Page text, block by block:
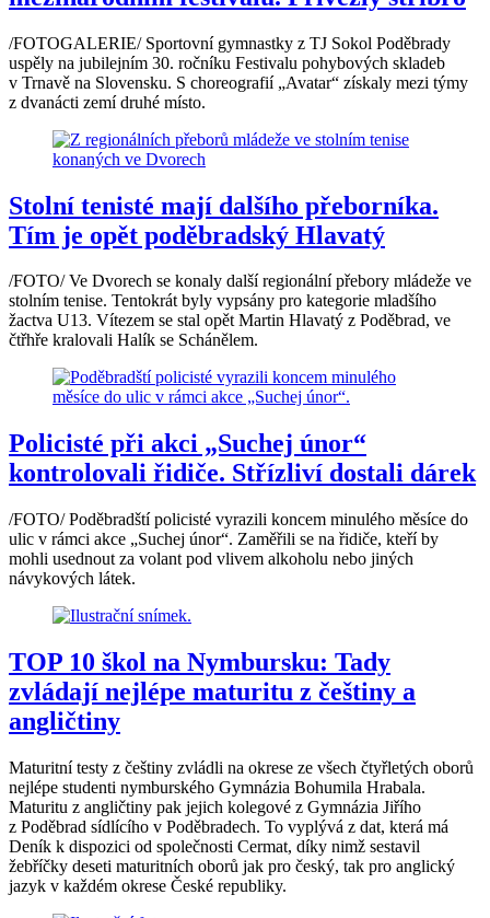
/FOTOGALERIE/ Sportovní gymnastky z TJ Sokol Poděbrady
uspěly na jubilejním 30. ročníku Festivalu pohybových skladeb
v Trnavě na Slovensku. S choreografií „Avatar“ získaly mezi týmy
z dvanácti zemí druhé místo.
Stolní tenisté mají dalšího přeborníka.
Tím je opět poděbradský Hlavatý
/FOTO/ Ve Dvorech se konaly další regionální přebory mládeže ve
stolním tenise. Tentokrát byly vypsány pro kategorie mladšího
žactva U13. Vítezem se stal opět Martin Hlavatý z Poděbrad, ve
čtřhře kralovali Halík se Schánělem.
Policisté při akci „Suchej únor“
kontrolovali řidiče. Střízliví dostali dárek
/FOTO/ Poděbradští policisté vyrazili koncem minulého měsíce do
ulic v rámci akce „Suchej únor“. Zaměřili se na řidiče, kteří by
mohli usednout za volant pod vlivem alkoholu nebo jiných
návykových látek.
TOP 10 škol na Nymbursku: Tady
zvládají nejlépe maturitu z češtiny a
angličtiny
Maturitní testy z češtiny zvládli na okrese ze všech čtyřletých oborů
nejlépe studenti nymburského Gymnázia Bohumila Hrabala.
Maturitu z angličtiny pak jejich kolegové z Gymnázia Jiřího
z Poděbrad sídlícího v Poděbradech. To vyplývá z dat, která má
Deník k dispozici od společnosti Cermat, díky nimž sestavil
žebříčky deseti maturitních oborů jak pro český, tak pro anglický
jazyk v každém okrese České republiky.